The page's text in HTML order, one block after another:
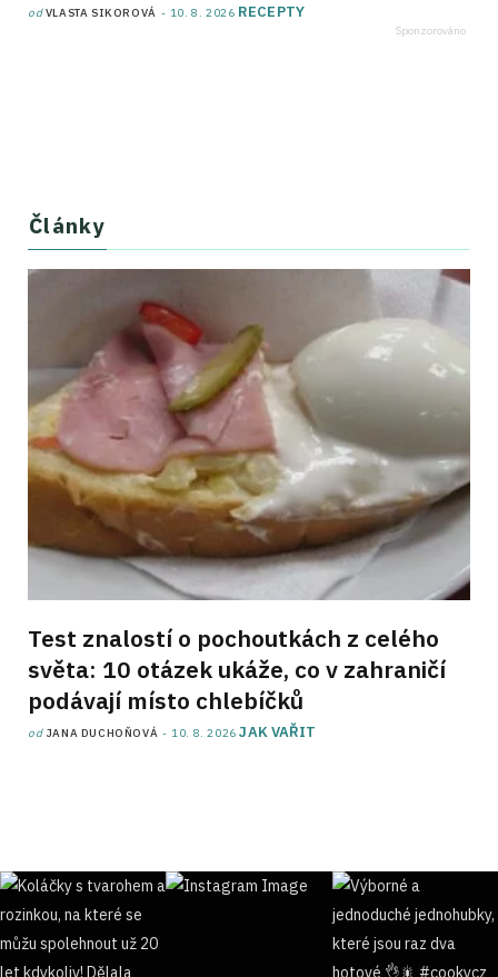
odVLASTA SIKOROVÁ 10. 8. 2026 RECEPTY
Články
Test znalostí o pochoutkách z celého
světa: 10 otázek ukáže, co v zahraničí
podávají místo chlebíčků
od JANA DUCHOŇOVÁ 10. 8. 2026 JAK VAŘIT